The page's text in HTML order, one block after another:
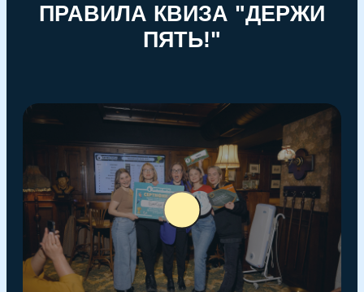
ПРАВИЛА КВИЗА "ДЕРЖИ
ПЯТЬ!"